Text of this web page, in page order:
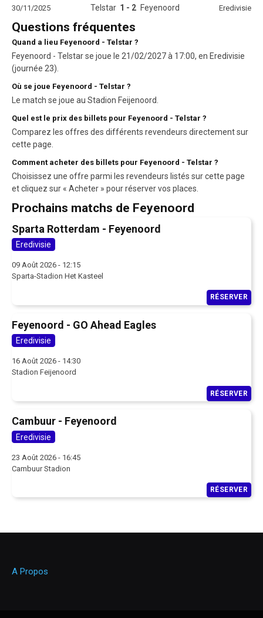
30/11/2025
Telstar 1 - 2 Feyenoord Eredivisie
Questions fréquentes
Quand a lieu Feyenoord - Telstar ?
Feyenoord - Telstar se joue le 21/02/2027 à 17:00, en Eredivisie
(journée 23).
Où se joue Feyenoord - Telstar ?
Le match se joue au Stadion Feijenoord.
Quel est le prix des billets pour Feyenoord - Telstar ?
Comparez les offres des différents revendeurs directement sur
cette page.
Comment acheter des billets pour Feyenoord - Telstar ?
Choisissez une offre parmi les revendeurs listés sur cette page
et cliquez sur « Acheter » pour réserver vos places.
Prochains matchs de Feyenoord
Sparta Rotterdam - Feyenoord
Eredivisie
09 Août 2026 - 12:15
Sparta-Stadion Het Kasteel
RÉSERVER
Feyenoord - GO Ahead Eagles
Eredivisie
16 Août 2026 - 14:30
Stadion Feijenoord
RÉSERVER
Cambuur - Feyenoord
Eredivisie
23 Août 2026 - 16:45
Cambuur Stadion
RÉSERVER
A Propos